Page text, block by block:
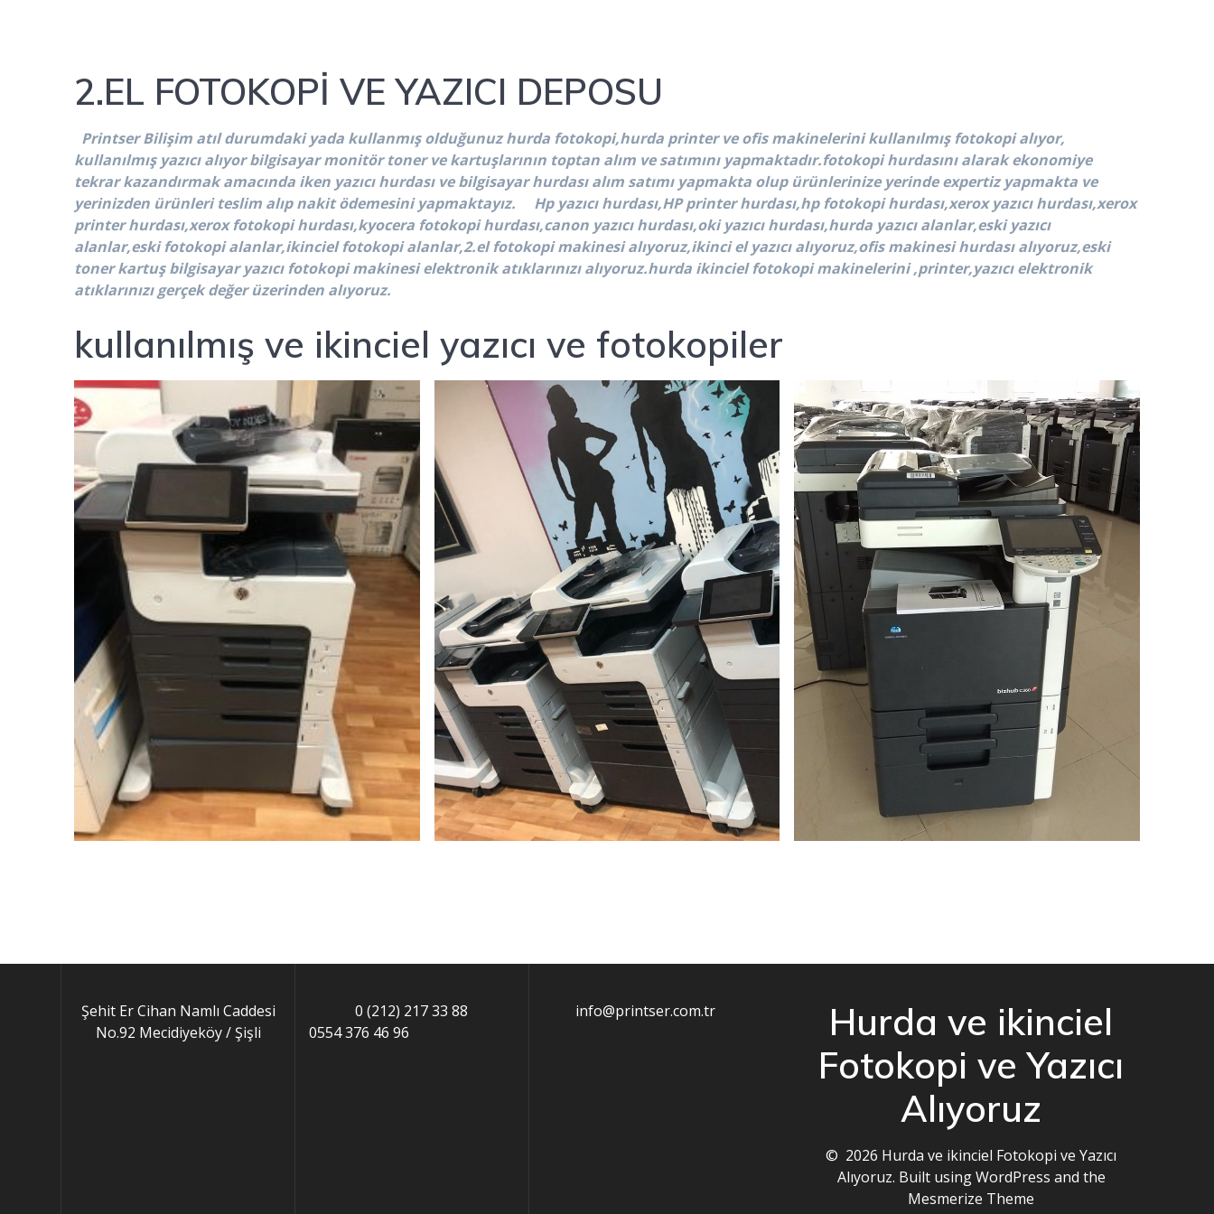
2.EL FOTOKOPİ VE YAZICI DEPOSU
Printser Bilişim atıl durumdaki yada kullanmış olduğunuz hurda fotokopi,hurda printer ve ofis makinelerini kullanılmış fotokopi alıyor,
kullanılmış yazıcı alıyor bilgisayar monitör toner ve kartuşlarının toptan alım ve satımını yapmaktadır.fotokopi hurdasını alarak ekonomiye
tekrar kazandırmak amacında iken yazıcı hurdası ve bilgisayar hurdası alım satımı yapmakta olup ürünlerinize yerinde expertiz yapmakta ve
yerinizden ürünleri teslim alıp nakit ödemesini yapmaktayız. Hp yazıcı hurdası,HP printer hurdası,hp fotokopi hurdası,xerox yazıcı hurdası,xerox
printer hurdası,xerox fotokopi hurdası,kyocera fotokopi hurdası,canon yazıcı hurdası,oki yazıcı hurdası,hurda yazıcı alanlar,eski yazıcı
alanlar,eski fotokopi alanlar,ikinciel fotokopi alanlar,2.el fotokopi makinesi alıyoruz,ikinci el yazıcı alıyoruz,ofis makinesi hurdası alıyoruz,eski
toner kartuş bilgisayar yazıcı fotokopi makinesi elektronik atıklarınızı alıyoruz.hurda ikinciel fotokopi makinelerini ,printer,yazıcı elektronik
atıklarınızı gerçek değer üzerinden alıyoruz.
kullanılmış ve ikinciel yazıcı ve fotokopiler
Şehit Er Cihan Namlı Caddesi
No.92 Mecidiyeköy / Şişli
0 (212) 217 33 88
0554 376 46 96
info@printser.com.tr
Hurda ve ikinciel
Fotokopi ve Yazıcı
Alıyoruz
© 2026 Hurda ve ikinciel Fotokopi ve Yazıcı
Alıyoruz. Built using WordPress and the
Mesmerize Theme